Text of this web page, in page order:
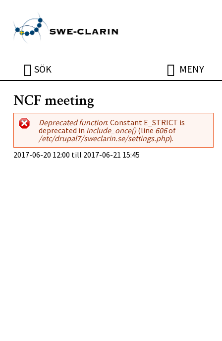
ÖPPNA
SÖK ÖPPNA
MENY
NCF meeting
Felmeddelande
Deprecated function: Constant E_STRICT is
deprecated in include_once() (line 606of
/etc/drupal7/sweclarin.se/settings.php).
2017-06-20 12:00 till 2017-06-21 15:45